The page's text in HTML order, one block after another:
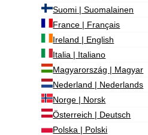
Suomi | Suomalainen
France | Français
Ireland | English
Italia | Italiano
Magyarország | Magyar
Nederland | Nederlands
Norge | Norsk
Österreich | Deutsch
Polska | Polski